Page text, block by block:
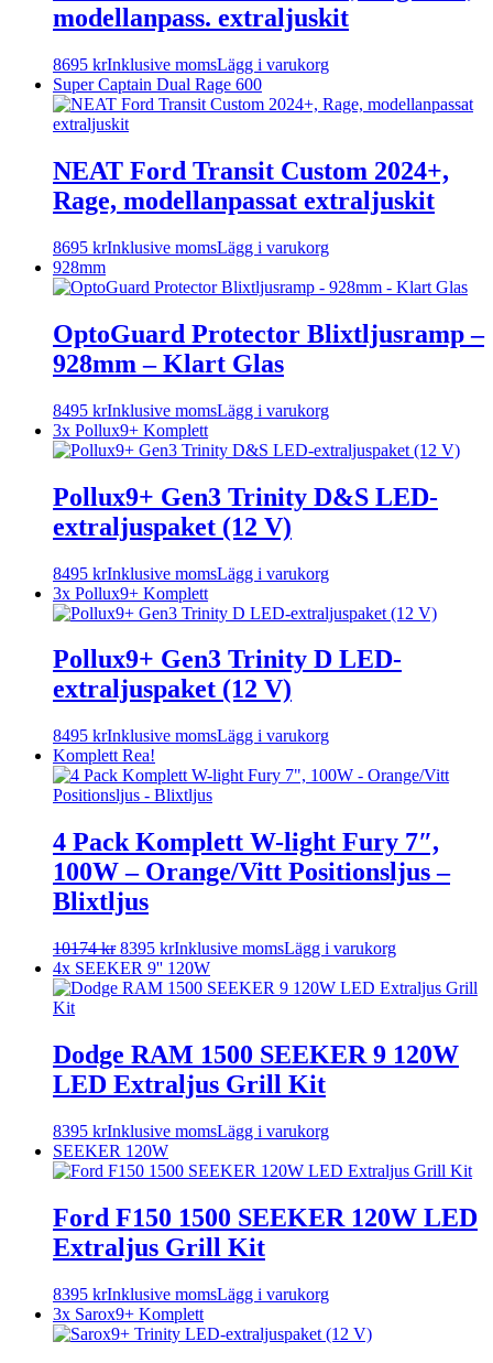
modellanpass. extraljuskit
8695 krInklusive momsLägg i varukorg
Super Captain Dual Rage 600
NEAT Ford Transit Custom 2024+,
Rage, modellanpassat extraljuskit
8695 krInklusive momsLägg i varukorg
928mm
OptoGuard Protector Blixtljusramp –
928mm – Klart Glas
8495 krInklusive momsLägg i varukorg
3x Pollux9+ Komplett
Pollux9+ Gen3 Trinity D&S LED-
extraljuspaket (12 V)
8495 krInklusive momsLägg i varukorg
3x Pollux9+ Komplett
Pollux9+ Gen3 Trinity D LED-
extraljuspaket (12 V)
8495 krInklusive momsLägg i varukorg
Komplett Rea!
4 Pack Komplett W-light Fury 7″,
100W – Orange/Vitt Positionsljus –
Blixtljus
10174kr 8395 krInklusive momsLägg i varukorg
4x SEEKER 9'' 120W
Dodge RAM 1500 SEEKER 9 120W
LED Extraljus Grill Kit
8395 krInklusive momsLägg i varukorg
SEEKER 120W
Ford F150 1500 SEEKER 120W LED
Extraljus Grill Kit
8395 krInklusive momsLägg i varukorg
3x Sarox9+ Komplett